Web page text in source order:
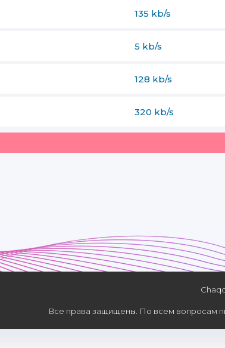
135 kb/s
5 kb/s
128 kb/s
320 kb/s
Все права защищены. По всем вопросам